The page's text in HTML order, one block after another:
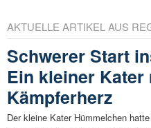
AKTUELLE ARTIKEL AUS
Schwerer Start
Ein kleiner Kater
Kämpferherz
Der kleine Kater Hümmelchen